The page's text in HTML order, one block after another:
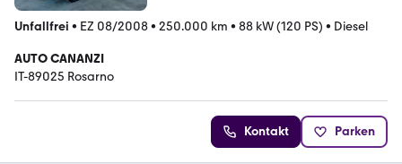
Unfallfrei • EZ 08/2008• 250.000 km • 88 kW (120 PS) • Diesel
AUTO CANANZI
IT-89025 Rosarno
Kontakt Parken